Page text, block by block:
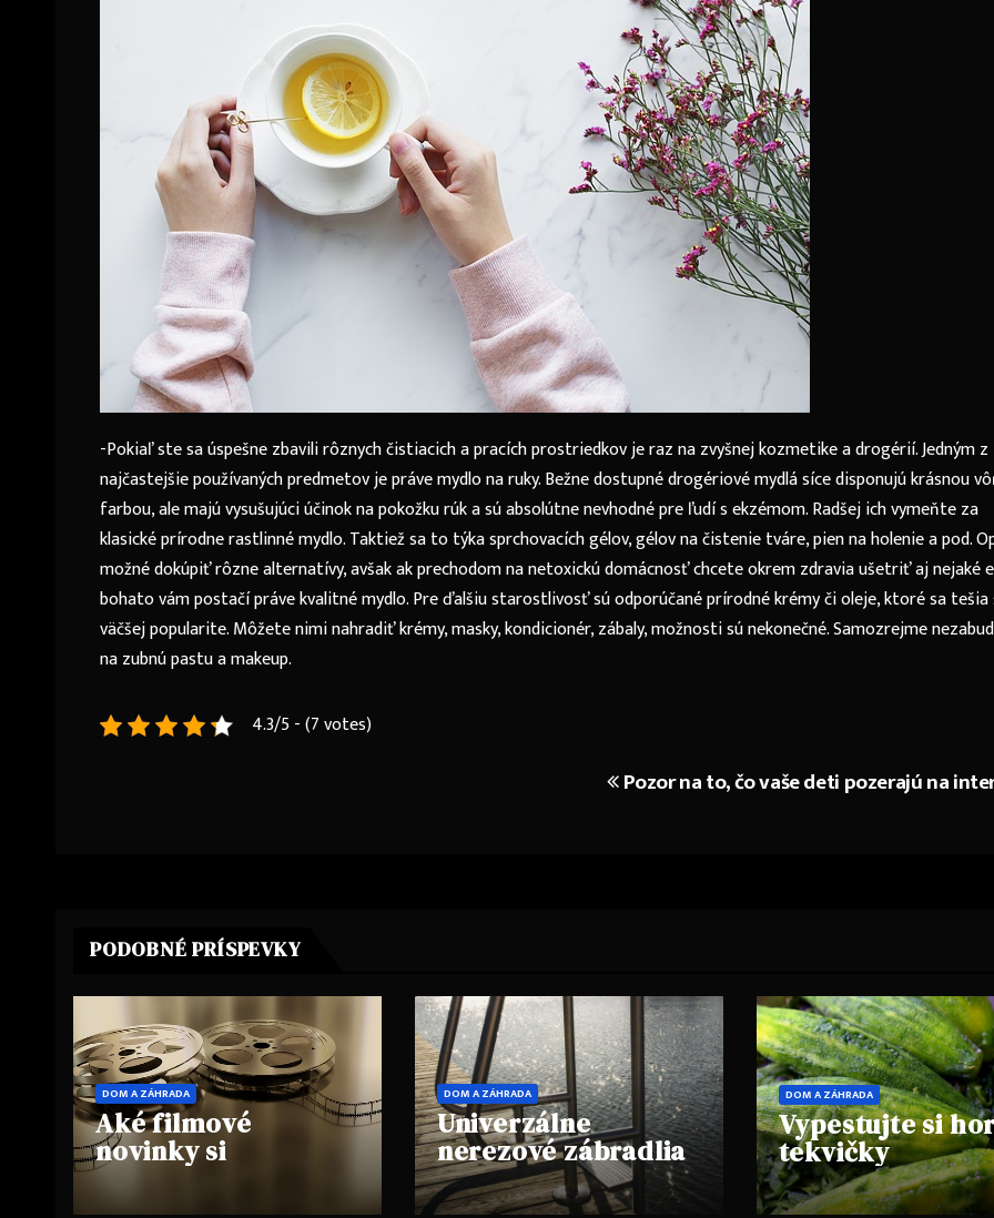
-Pokiaľ ste sa úspešne zbavili rôznych čistiacich a pracích prostriedkov je raz na zvyšnej kozmetike a drogérií. Jedným z
najčastejšie používaných predmetov je práve mydlo na ruky. Bežne dostupné drogériové mydlá síce disponujú krásnou
farbou, ale majú vysušujúci účinok na pokožku rúk a sú absolútne nevhodné pre ľudí s ekzémom. Radšej ich vymeňte za
klasické prírodne rastlinné mydlo. Taktiež sa to týka sprchovacích gélov, gélov na čistenie tváre, pien na holenie a pod.
možné dokúpiť rôzne alternatívy, avšak ak prechodom na netoxickú domácnosť chcete okrem zdravia ušetriť aj nejaké
bohato vám postačí práve kvalitné mydlo. Pre ďalšiu starostlivosť sú odporúčané prírodné krémy či oleje, ktoré sa
väčšej popularite. Môžete nimi nahradiť krémy, masky, kondicionér, zábaly, možnosti sú nekonečné. Samozrejme
na zubnú pastu a makeup.
4.3/5 - (7 votes)
Pozor na to, čo vaše deti pozerajú na
PODOBNÉ PRÍSPEVKY
DOM A ZÁHRADA
Aké filmové
novinky si
nemôžete nechať
ujsť?
DOM A ZÁHRADA
Univerzálne
nerezové zábradlia
alebo v čom
spočívajú ich
DOM A ZÁHRADA
Vypestujte si
tekvičky